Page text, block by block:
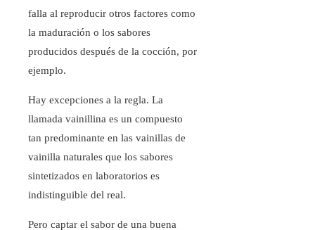
falla al reproducir otros factores como
la maduración o los sabores
producidos después de la cocción, por
ejemplo.
Hay excepciones a la regla. La
llamada vainillina es un compuesto
tan predominante en las vainillas de
vainilla naturales que los sabores
sintetizados en laboratorios es
indistinguible del real.
Pero captar el sabor de una buena